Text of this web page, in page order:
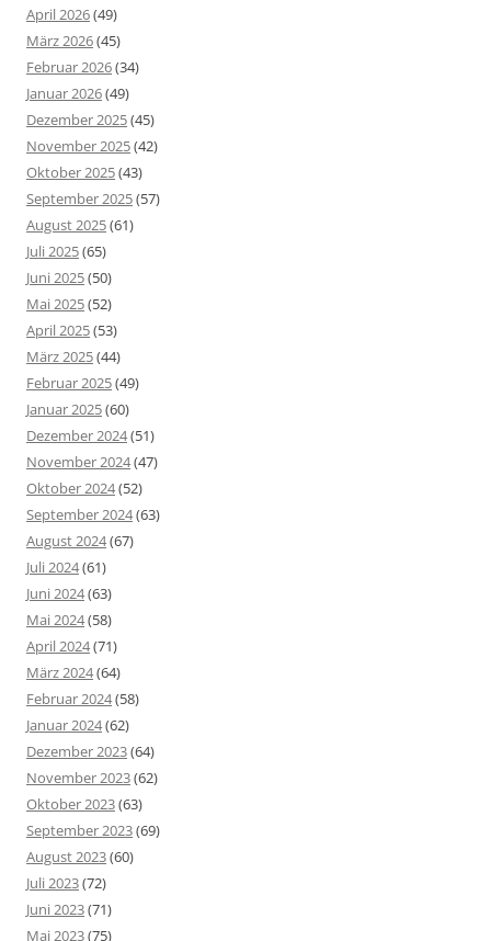
April 2026(49)
März 2026(45)
Februar 2026(34)
Januar 2026(49)
Dezember 2025(45)
November 2025(42)
Oktober 2025(43)
September 2025(57)
August 2025(61)
Juli 2025(65)
Juni 2025(50)
Mai 2025(52)
April 2025(53)
März 2025(44)
Februar 2025(49)
Januar 2025(60)
Dezember 2024(51)
November 2024(47)
Oktober 2024(52)
September 2024(63)
August 2024(67)
Juli 2024(61)
Juni 2024(63)
Mai 2024(58)
April 2024(71)
März 2024(64)
Februar 2024(58)
Januar 2024(62)
Dezember 2023(64)
November 2023(62)
Oktober 2023(63)
September 2023(69)
August 2023(60)
Juli 2023(72)
Juni 2023(71)
Mai 2023(75)